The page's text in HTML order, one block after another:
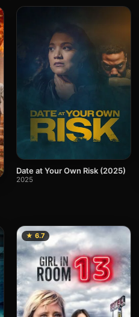
Date at Your Own Risk (2025)
2025
★ 6.7